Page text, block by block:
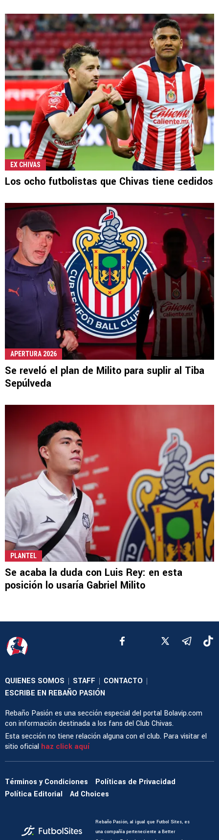
EX CHIVAS
Los ocho futbolistas que Chivas tiene cedidos
APERTURA 2026
Se reveló el plan de Milito para suplir al Tiba
Sepúlveda
PLANTEL
Se acaba la duda con Luis Rey: en esta
posición lo usaría Gabriel Milito
QUIENES SOMOS | STAFF | CONTACTO |
ESCRIBE EN REBAÑO PASIÓN
Rebaño Pasión es una sección especial del portal Bolavip.com
con información destinada a los fans del Club Chivas.
Esta sección no tiene relación alguna con el club. Para visitar el
sitio oficial haz click aquí
Términos y Condiciones
Políticas de Privacidad
Política Editorial
Ad Choices
Rebaño Pasión, al igual que Futbol Sites, es
una compañía perteneciente a Better